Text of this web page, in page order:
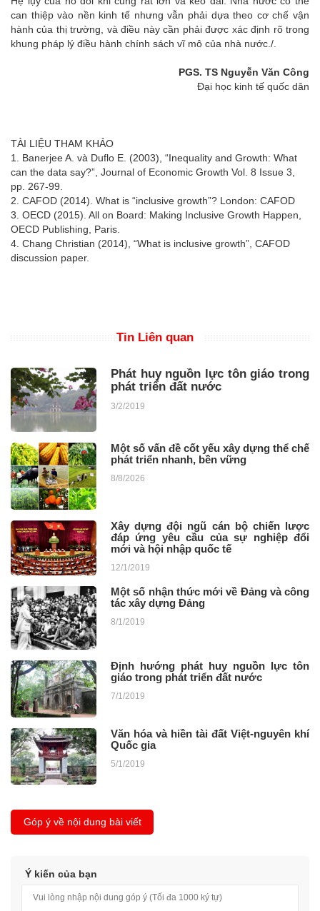
can thiệp vào nền kinh tế nhưng vẫn phải dựa theo cơ chế vận
hành của thị trường, và điều này cần phải được xác định rõ trong
khung pháp lý điều hành chính sách vĩ mô của nhà nước./.
PGS. TS Nguyễn Văn Công
Đại học kinh tế quốc dân
TÀI LIỆU THAM KHẢO
1. Banerjee A. và Duflo E. (2003), “Inequality and Growth: What
can the data say?”, Journal of Economic Growth Vol. 8 Issue 3,
pp. 267-99.
2. CAFOD (2014). What is “inclusive growth”? London: CAFOD
3. OECD (2015). All on Board: Making Inclusive Growth Happen,
OECD Publishing, Paris.
4. Chang Christian (2014), “What is inclusive growth”, CAFOD
discussion paper.
Tin Liên quan
Phát huy nguồn lực tôn giáo trong
phát triển đất nước
3/2/2019
Một số vấn đề cốt yếu xây dựng thể chế
phát triển nhanh, bền vững
8/8/2026
Xây dựng đội ngũ cán bộ chiến lược
đáp ứng yêu cầu của sự nghiệp đổi
mới và hội nhập quốc tế
12/1/2019
Một số nhận thức mới về Đảng và công
tác xây dựng Đảng
8/1/2019
Định hướng phát huy nguồn lực tôn
giáo trong phát triển đất nước
7/1/2019
Văn hóa và hiền tài đất Việt-nguyên khí
Quốc gia
5/1/2019
Góp ý về nội dung bài viết
Ý kiến của bạn